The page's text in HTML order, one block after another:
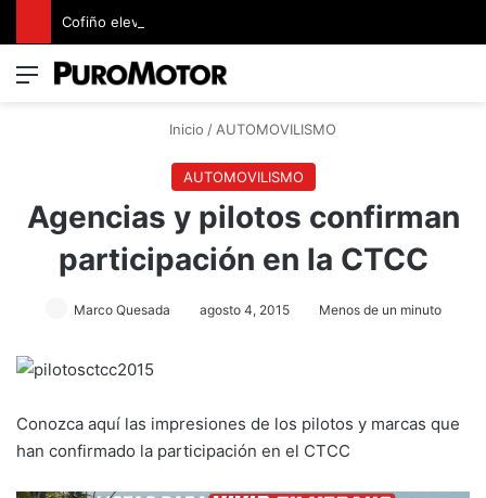
Menú
Inicio / AUTOMOVILISMO
AUTOMOVILISMO
Agencias y pilotos confirman
participación en la CTCC
Marco Quesada agosto 4, 2015 Menos de un minuto
Conozca aquí las impresiones de los pilotos y marcas que
han confirmado la participación en el CTCC